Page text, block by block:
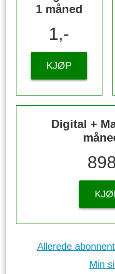
1 måned
1,-
KJØP
Digital +
Allerede
Min